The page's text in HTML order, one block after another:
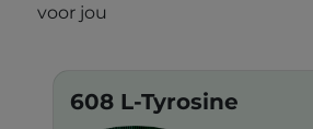
voor jou
608 L-Tyrosine